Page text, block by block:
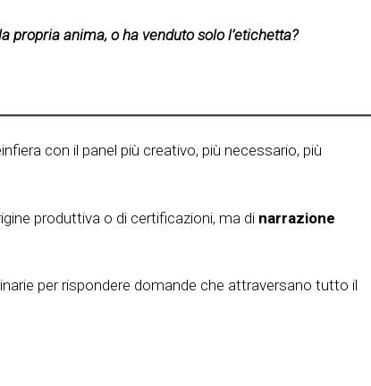
anima, o ha venduto solo l’etichetta?
con il panel più creativo, più necessario, più
produttiva o di certificazioni, ma di narrazione
per rispondere domande che attraversano tutto il